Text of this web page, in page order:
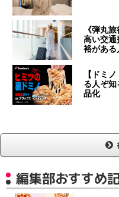
《弾丸
高い交通
裕がある
【ドミ
る人ぞ
品化
編集部おすすめ